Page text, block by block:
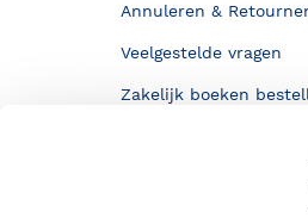
Annuleren &
Veelgestelde vragen
Zakelijk boeken